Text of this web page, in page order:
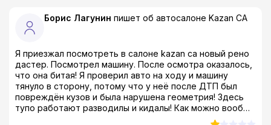
Борис Лагунин пишет об автосалоне Kazan CA
Я приезжал посмотреть в салоне kazan ca новый рено
дастер. Посмотрел машину. После осмотра оказалось,
что она битая! Я проверил авто на ходу и машину
тянуло в сторону, потому что у неё после ДТП был
повреждён кузов и была нарушена геометрия! Здесь
тупо работают разводилы и кидалы! Как можно вообще
продавать такой тотал?! Я был просто в шоке! даже в